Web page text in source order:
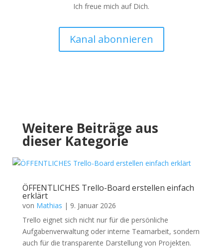
Ich freue mich auf Dich.
Kanal abonnieren
Weitere Beiträge aus
dieser Kategorie
ÖFFENTLICHES Trello-Board erstellen einfach
erklärt
von Mathias | 9. Januar 2026
Trello eignet sich nicht nur für die persönliche
Aufgabenverwaltung oder interne Teamarbeit, sondern
auch für die transparente Darstellung von Projekten.